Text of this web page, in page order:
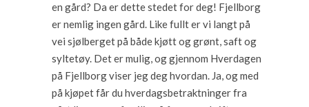
en gård? Da er dette stedet for deg! Fjellborg
er nemlig ingen gård. Like fullt er vi langt på
vei sjølberget på både kjøtt og grønt, saft og
syltetøy. Det er mulig, og gjennom Hverdagen
på Fjellborg viser jeg deg hvordan. Ja, og med
på kjøpet får du hverdagsbetraktninger fra